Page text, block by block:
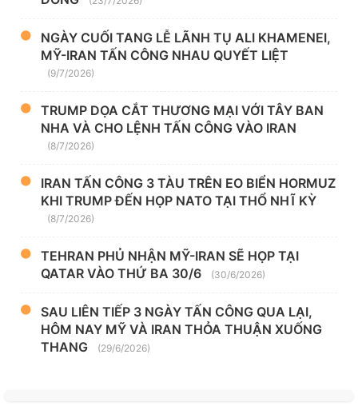
NGÀY CUỐI TANG LỄ LÃNH TỤ ALI KHAMENEI,
MỸ-IRAN TẤN CÔNG NHAU QUYẾT LIỆT
(9/7/2026)
TRUMP DỌA CẮT THƯƠNG MẠI VỚI TÂY BAN
NHA VÀ CHO LỆNH TẤN CÔNG VÀO IRAN
(8/7/2026)
IRAN TẤN CÔNG 3 TÀU TRÊN EO BIỂN HORMUZ
KHI TRUMP ĐẾN HỌP NATO TẠI THỔ NHĨ KỲ
(8/7/2026)
TEHRAN PHỦ NHẬN MỸ-IRAN SẼ HỌP TẠI
QATAR VÀO THỨ BA 30/6
(30/6/2026)
SAU LIÊN TIẾP 3 NGÀY TẤN CÔNG QUA LẠI,
HÔM NAY MỸ VÀ IRAN THỎA THUẬN XUỐNG
THANG
(29/6/2026)